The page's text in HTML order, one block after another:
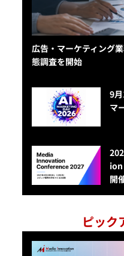
広告・マーケティング
態調査を開始
9
マ
開
ピック